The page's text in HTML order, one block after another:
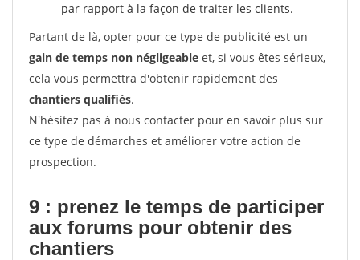
par rapport à la façon de traiter les clients.
Partant de là, opter pour ce type de publicité est un
gain de temps non négligeable et, si vous êtes sérieux,
cela vous permettra d'obtenir rapidement des
chantiers qualifiés.
N'hésitez pas à nous contacter pour en savoir plus sur
ce type de démarches et améliorer votre action de
prospection.
9 : prenez le temps de participer
aux forums pour obtenir des
chantiers